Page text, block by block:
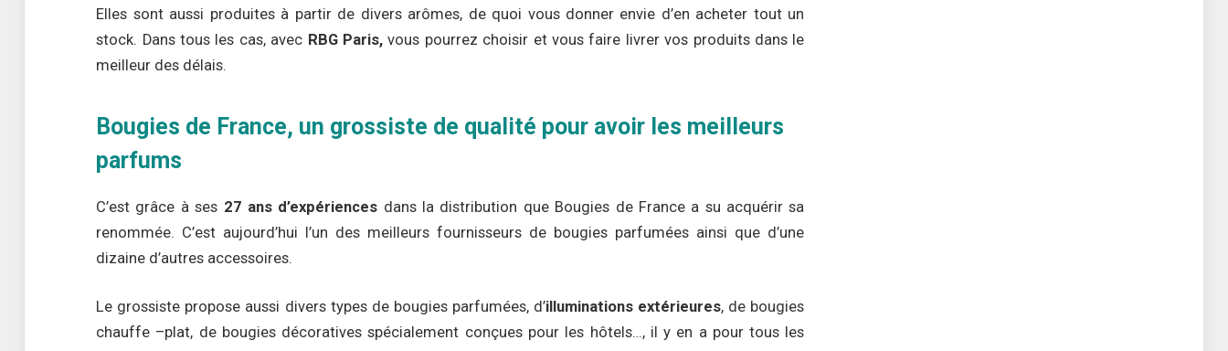
Elles sont aussi produites à partir de divers arômes, de quoi vous donner envie d’en acheter tout un
stock. Dans tous les cas, avec RBG Paris,vous pourrez choisir et vous faire livrer vos produits dans le
meilleur des délais.
Bougies de France, un grossiste de qualité pour avoir les meilleurs
parfums
C’est grâce à ses 27 ans d’expériences dans la distribution que Bougies de France a su acquérir sa
renommée. C’est aujourd’hui l’un des meilleurs fournisseurs de bougies parfumées ainsi que d’une
dizaine d’autres accessoires.
Le grossiste propose aussi divers types de bougies parfumées, d’illuminations extérieures, de bougies
chauffe –plat, de bougies décoratives spécialement conçues pour les hôtels…, il y en a pour tous les